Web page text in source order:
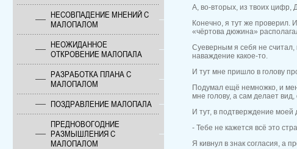
НЕСОВПАДЕНИЕ МНЕНИЙ С
МАЛОПАЛОМ
НЕОЖИДАННОЕ
ОТКРОВЕНИЕ МАЛОПАЛА
РАЗРАБОТКА ПЛАНА С
МАЛОПАЛОМ
ПОЗДРАВЛЕНИЕ МАЛОПАЛА
ПРЕДНОВОГОДНИЕ
РАЗМЫШЛЕНИЯ С
МАЛОПАЛОМ
А, во-вторых, из твоих цифр,
Конечно, я тут же проверил.
«чёртова дюжина»
Суеверным я себя не считал,
наваждение какое-то.
И тут мне пришло в голову
Подумал ещё немножко, и
мне голову, а сам делает
И тут, в подтверждение
- Тебе не кажется всё это
Я кивнул в знак согласия, а